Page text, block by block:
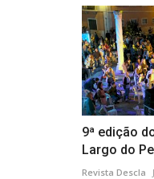
9ª edição
Largo do
Revista Descla